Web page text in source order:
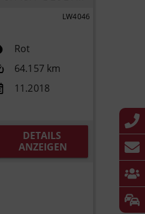
LW4046
Rot
64.157 km
11.2018
DETAILS
ANZEIGEN